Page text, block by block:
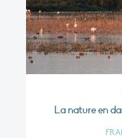
La nature en